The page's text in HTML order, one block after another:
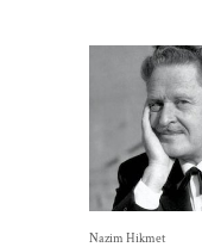
Naz­im Hikmet